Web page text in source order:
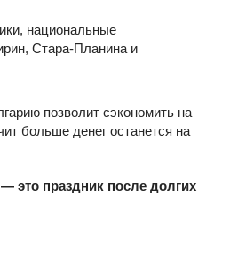
национальные
Стара-Планина и
позволит сэкономить на
больше денег останется на
это праздник после долгих